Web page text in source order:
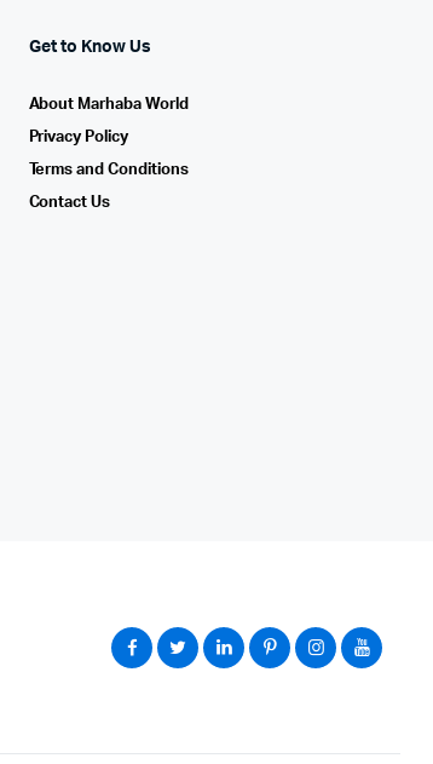
Get to Know Us
About Marhaba World
Privacy Policy
Terms and Conditions
Contact Us